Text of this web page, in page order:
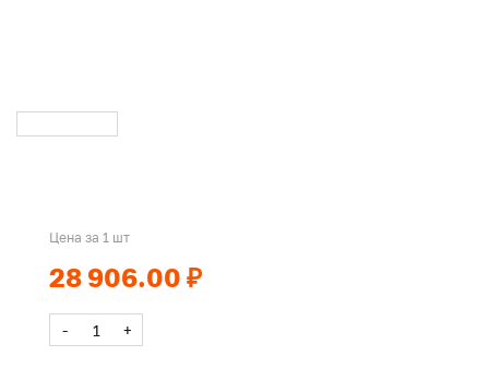
Цена за 1 шт
28 906.00 ₽
- +